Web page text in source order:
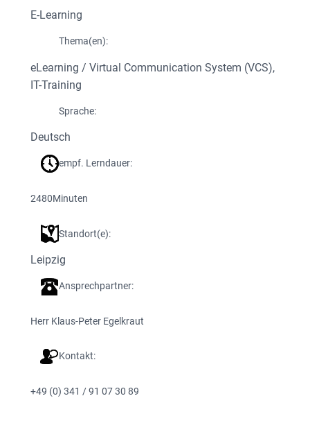
E-Learning
Thema(en):
eLearning / Virtual Communication System (VCS),
IT-Training
Sprache:
Deutsch
empf. Lerndauer:
2480Minuten
Standort(e):
Leipzig
Ansprechpartner:
Herr Klaus-Peter Egelkraut
Kontakt:
+49 (0) 341 / 91 07 30 89